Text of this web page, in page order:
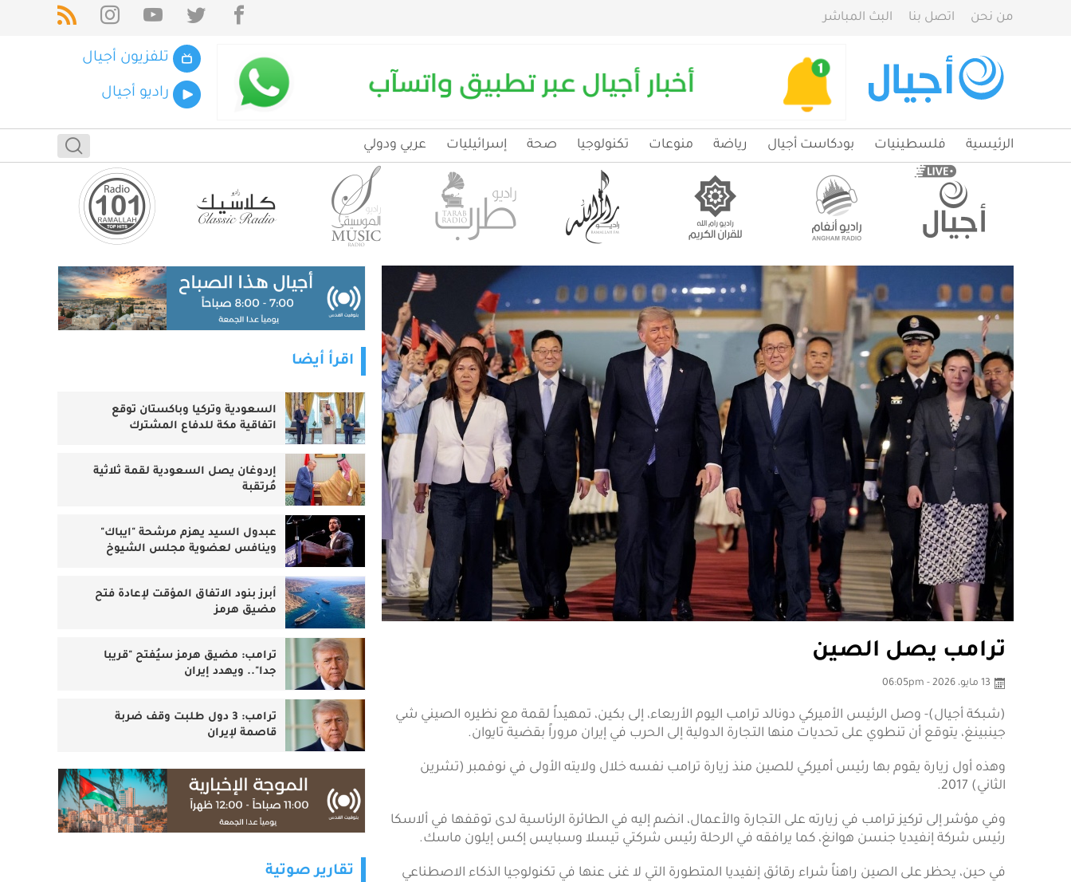
من نحن اتصل بنا البث المباشر
تلفزيون أجيال
راديو أجيال
الرئيسية فلسطينيات بودكاست أجيال رياضة منوعات تكنولوجيا صحة إسرائيليات عربي ودولي
ترامب يصل الصين
13 مايو، 2026 - 06:05pm
(شبكة أجيال)- وصل الرئيس الأميركي دونالد ترامب اليوم الأربعاء، إلى بكين، تمهيداً لقمة مع نظيره الصيني شي
جينبينغ، يتوقع أن تنطوي على تحديات منها التجارة الدولية إلى الحرب في إيران مروراً بقضية تايوان.
وهذه أول زيارة يقوم بها رئيس أميركي للصين منذ زيارة ترامب نفسه خلال ولايته الأولى في نوفمبر (تشرين
الثاني) 2017.
وفي مؤشر إلى تركيز ترامب في زيارته على التجارة والأعمال، انضم إليه في الطائرة الرئاسية لدى توقفها في ألاسكا
رئيس شركة إنفيديا جنسن هوانغ، كما يرافقه في الرحلة رئيس شركتي تيسلا وسبايس إكس إيلون ماسك.
في حين، يحظر على الصين راهناً شراء رقائق إنفيديا المتطورة التي لا غنى عنها في تكنولوجيا الذكاء الاصطناعي
اقرأ أيضا
السعودية وتركيا وباكستان توقع
اتفاقية مكة للدفاع المشترك
إردوغان يصل السعودية لقمة ثلاثية
مُرتقبة
عبدول السيد يهزم مرشحة "ايباك"
وينافس لعضوية مجلس الشيوخ
أبرز بنود الاتفاق المؤقت لإعادة فتح
مضيق هرمز
ترامب: مضيق هرمز سيُفتح "قريبا
جدا".. ويهدد إيران
ترامب: 3 دول طلبت وقف ضربة
قاصمة لإيران
تقارير صوتية